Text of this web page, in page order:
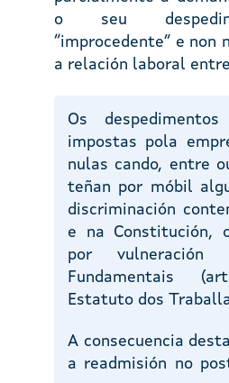
o seu
“improcedente” e non
a relación laboral
Os
impostas pola
nulas cando, entre
teñan por móbil
discriminación
e na Constitución,
por vulneración
Fundamentais
Estatuto dos
A consecuencia
a readmisión no